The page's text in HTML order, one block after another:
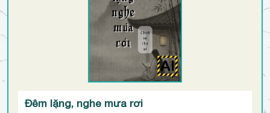
Đêm lặng, nghe mưa rơi